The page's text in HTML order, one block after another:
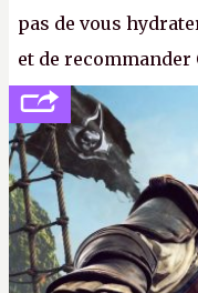
pas de vous
et de recommander
votre famille et aux
dans la rue. Bon été